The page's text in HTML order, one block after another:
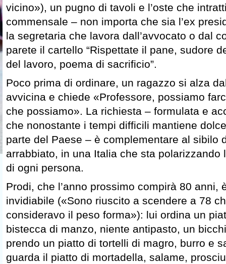
vicino»), un pugno di tavoli e l’oste che
commensale – non importa che sia l’ex
la segretaria che lavora dall’avvocato o dal
parete il cartello “Rispettate il pane, sudore
del lavoro, poema di sacrificio”.
Poco prima di ordinare, un ragazzo si alza
avvicina e chiede «Professore, possiamo
che possiamo». La richiesta – formulata e
che nonostante i tempi difficili mantiene
parte del Paese – è complementare al sibilo
arrabbiato, in una Italia che sta polarizzando
di ogni persona.
Prodi, che l’anno prossimo compirà 80 anni,
invidiabile («Sono riuscito a scendere a 78
consideravo il peso forma»): lui ordina un
bistecca di manzo, niente antipasto, un
prendo un piatto di tortelli di magro, burro e
guarda il piatto di mortadella, salame,